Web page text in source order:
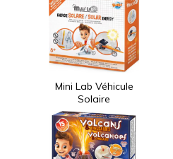
Mini Lab Véhicule
Solaire